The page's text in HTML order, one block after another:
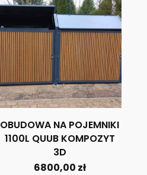
OBUDOWA NA POJEMNIKI
1100L QUUB KOMPOZYT
3D
6800,00 zł